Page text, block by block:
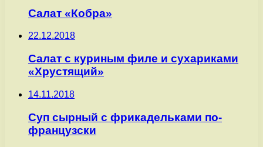
Салат «Кобра»
22.12.2018
Салат с куриным филе и сухариками
«Хрустящий»
14.11.2018
Суп сырный с фрикадельками по-
французски